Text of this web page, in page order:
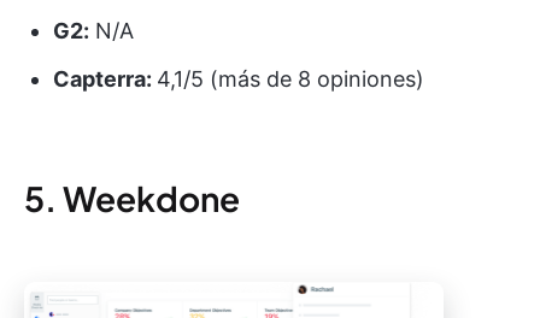
G2: N/A
Capterra: 4,1/5 (más de 8 opiniones)
5. Weekdone